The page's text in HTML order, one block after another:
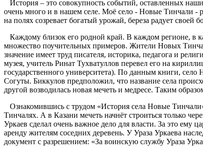
История – это совокупность событий, оставленных
очень много и в нашем селе. Моё село - Новые Тинчали -
на полях созревает богатый урожай, береза радует
Каждому близок его родной край. В каждом регионе, в
множество поучительных примеров. Жители Новых
значение имеет труд писателя, историка, педагога и
музея, учитель Ринат Тухватуллов перевел его на
государственного университета). По данным книги,
Согуты. Биккулов предположил, что название села
другой возводилась новая мечеть и медресе. Таким
Ознакомившись с трудом «История села Новые
Тинчалях. А в Казани мечеть начнёт строиться только
Уркаев сделал очень важное дело для власти. За это ему
аренду жителям соседних деревень. У Ураза Уркаева
документ с разрешением: «За воинскую службу Ураза